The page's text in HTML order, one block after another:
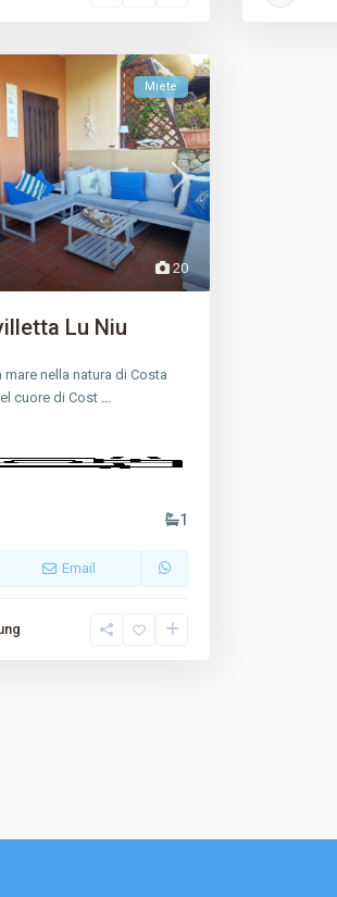
20
Miete
Lu Niu
nella natura di Costa
cuore di Cost ...
1
Email